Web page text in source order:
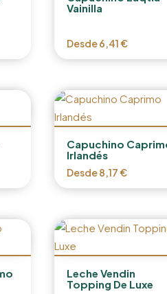
Vainilla
Desde6,41€
Capuchino
Irlandés
Desde8,17€
Leche Vendin
Topping De Luxe